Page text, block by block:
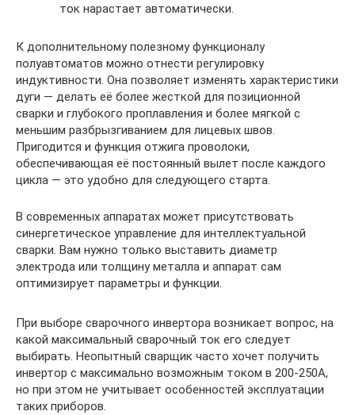
ток нарастает автоматически.
К дополнительному полезному функционалу
полуавтоматов можно отнести регулировку
индуктивности. Она позволяет изменять характеристики
дуги — делать её более жесткой для позиционной
сварки и глубокого проплавления и более мягкой с
меньшим разбрызгиванием для лицевых швов.
Пригодится и функция отжига проволоки,
обеспечивающая её постоянный вылет после каждого
цикла — это удобно для следующего старта.
В современных аппаратах может присутствовать
синергетическое управление для интеллектуальной
сварки. Вам нужно только выставить диаметр
электрода или толщину металла и аппарат сам
оптимизирует параметры и функции.
При выборе сварочного инвертора возникает вопрос, на
какой максимальный сварочный ток его следует
выбирать. Неопытный сварщик часто хочет получить
инвертор с максимально возможным током в 200-250А,
но при этом не учитывает особенностей эксплуатации
таких приборов.